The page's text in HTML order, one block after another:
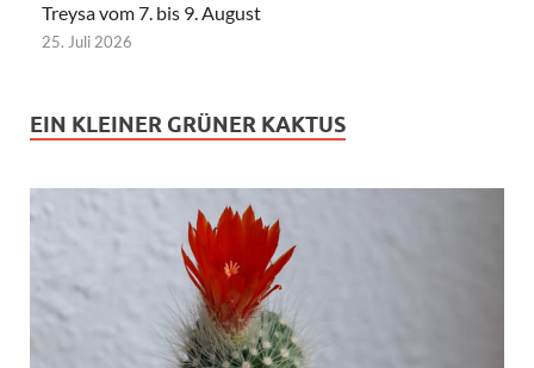
Treysa vom 7. bis 9. August
25. Juli 2026
EIN KLEINER GRÜNER KAKTUS